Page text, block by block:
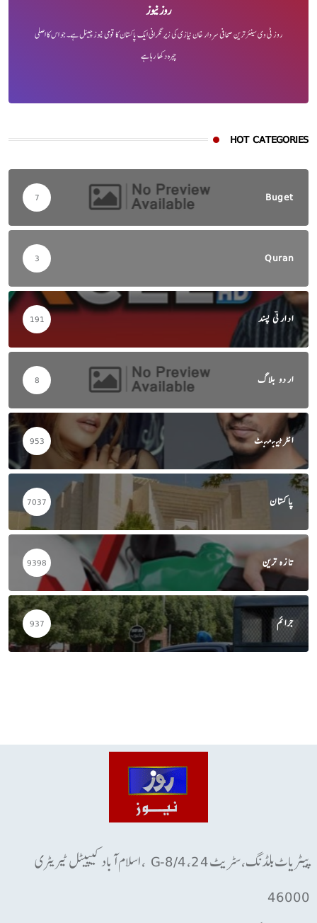
روز نیوز
روز ٹی وی سینئر ترین صحافی سردار خان نیازی کی زیر نگرانی ایک پاکستان کا قومی نیوز چینل ہے۔ جو اس کا اصلی
چہرہ دکھا رہا ہے
HOT CATEGORIES
Buget
7
Quran
3
ادارتی پسند 191
اردو بلاگ 8
انٹرٹینمنٹ 953
پاکستان 7037
تازہ ترین 9398
جرائم 937
پیٹریاٹ بلڈنگ، سٹریٹ 24، G-8/4 ، اسلام آباد کیپیٹل ٹیریٹری
46000